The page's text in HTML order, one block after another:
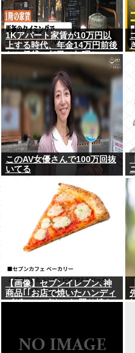
1Kアパート家賃が10万円以
上する時代、年金14万円前後
だと賃貸の都民は無理じゃ
ね？ 運転免許もなく移住も無
理じゃね？
このAV女優さんで100万回抜
いてる
【画像】セブンイレブン､神
商品｢｢お店で焼いたハンディ
ピザ マルゲリータ/照り焼き